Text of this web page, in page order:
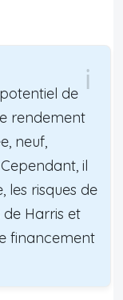
de
rendement
neuf,
il
les risques de
Harris et
financement